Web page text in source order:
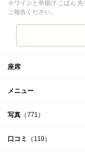
※ワインと串揚げ こぱん 先
ご報告ください。
座席
メニュー
写真 （771）
口コミ （119）